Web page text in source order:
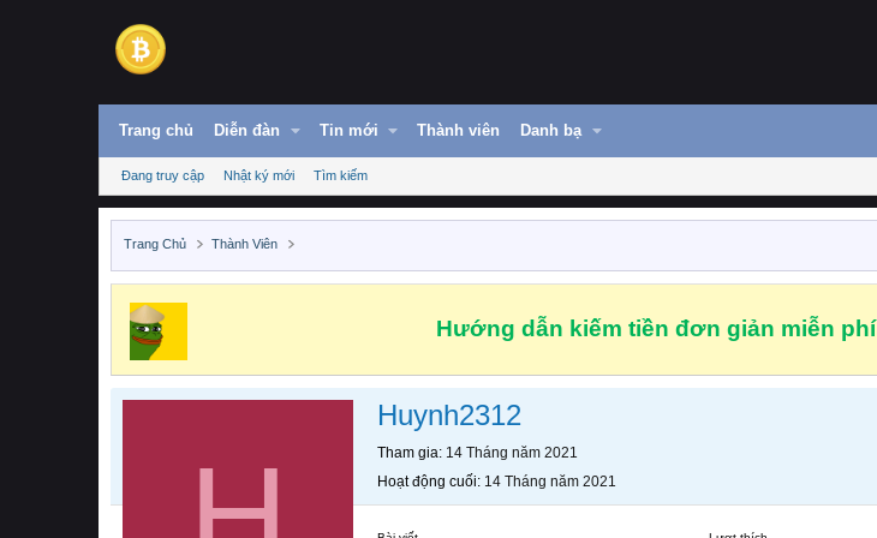
Trang chủ Diễn đàn Tin mới Thành viên Danh bạ
Đang truy cập Nhật ký mới Tìm kiếm
Trang Chủ Thành Viên
Hướng dẫn kiếm tiền đơn giản miễn phí
Huynh2312
Tham gia 14 Tháng năm 2021
Hoạt động cuối 14 Tháng năm 2021